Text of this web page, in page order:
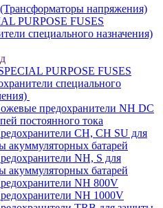
напряжения)
PURPOSE FUSES
специального назначения)
PURPOSE FUSES
специального
предохранители NH DC
постоянного тока
CH, CH SU для
акуммуляторных батарей
NH, S для
акуммуляторных батарей
NH 800V
NH 1000V